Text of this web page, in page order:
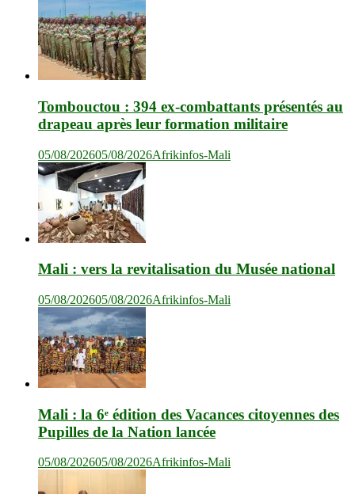
Tombouctou : 394 ex-combattants présentés au
drapeau après leur formation militaire
05/08/202605/08/2026Afrikinfos-Mali
Mali : vers la revitalisation du Musée national
05/08/202605/08/2026Afrikinfos-Mali
Mali : la 6ᵉ édition des Vacances citoyennes des
Pupilles de la Nation lancée
05/08/202605/08/2026Afrikinfos-Mali